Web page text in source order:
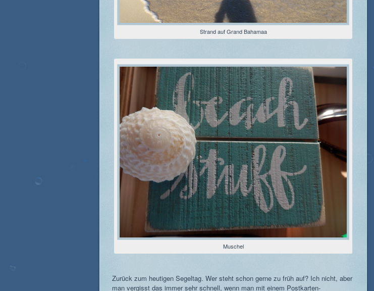
Strand auf Grand Bahamaa
Muschel
Zurück zum heutigen Segeltag. Wer steht schon gerne zu früh auf? Ich nicht, aber
man vergisst das immer sehr schnell, wenn man mit einem Postkarten-